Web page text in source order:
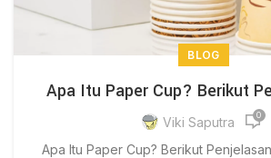
BLOG
Apa Itu Paper Cup? Berikut
Viki Saputra 0
Apa Itu Paper Cup? Berikut